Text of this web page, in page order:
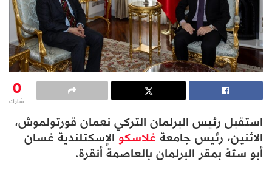
0
شارك
استقبل رئيس البرلمان التركي نعمان قورتولموش،
الاثنين، رئيس جامعةغلاسكوالإسكتلندية غسان
أبو ستة بمقر البرلمان بالعاصمة أنقرة.